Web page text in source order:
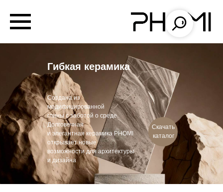
Скачать
каталог
Создана из
модифицированной
глины с заботой о среде.
Долговечная
и элегантная керамика PHOMI
открывает новые
возможности для архитектуры
и дизайна
Гибкая керамика